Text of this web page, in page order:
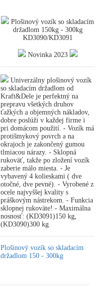
Plošinový vozík so skladacím
držadlom 150kg - 300kg
KD3090/KD3091
Novinka 2023
Univerzálny plošinový vozík
so skladacím držadlom od
Kraft&Dele je perfektný na
prepravu všetkých druhov
ťažkých a objemných nákladov,
dobre poslúži v každej firme i
pri domácom použití. - Vozík má
protišmykový povrch a na
okrajoch je zakončený gumou
tlmiacou nárazy. - Sklopná
rukoväť, takže po zložení vozík
zaberie málo miesta. - Je
vybavený 4 kolieskami ( dve
otočné, dve pevné). - Vyrobené z
ocele najvyššej kvality s
práškovým nástrekom. - Funkcia
sklopnej rukoväte! - Maximálna
nosnosť: (KD3091)150 kg,
(KD3090)300 kg
Plošinový vozík so skladacím
držadlom 150 - 300kg